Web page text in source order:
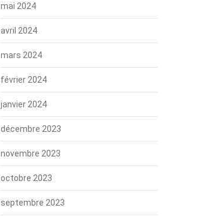
mai 2024
avril 2024
mars 2024
février 2024
janvier 2024
décembre 2023
novembre 2023
octobre 2023
septembre 2023